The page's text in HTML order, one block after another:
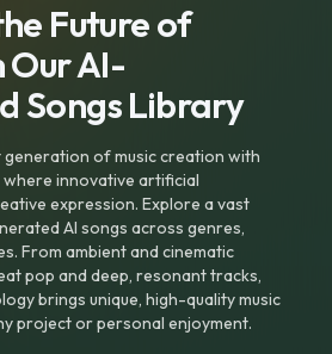
Future of
Our AI-
Songs Library
of music creation with
where innovative artificial
expression. Explore a vast
AI songs across genres,
From ambient and cinematic
pop and deep, resonant tracks,
brings unique, high-quality music
project or personal enjoyment.